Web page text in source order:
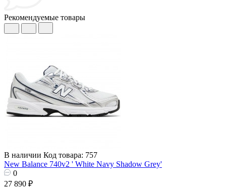
Рекомендуемые товары
В наличии Код товара: 757
New Balance 740v2 ' White Navy Shadow Grey'
0
27 890 ₽